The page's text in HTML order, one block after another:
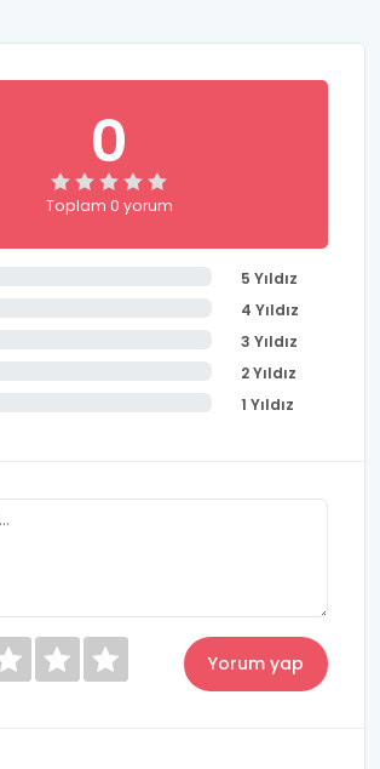
0
Toplam 0 yorum
5 Yıldız
4 Yıldız
3 Yıldız
2 Yıldız
1 Yıldız